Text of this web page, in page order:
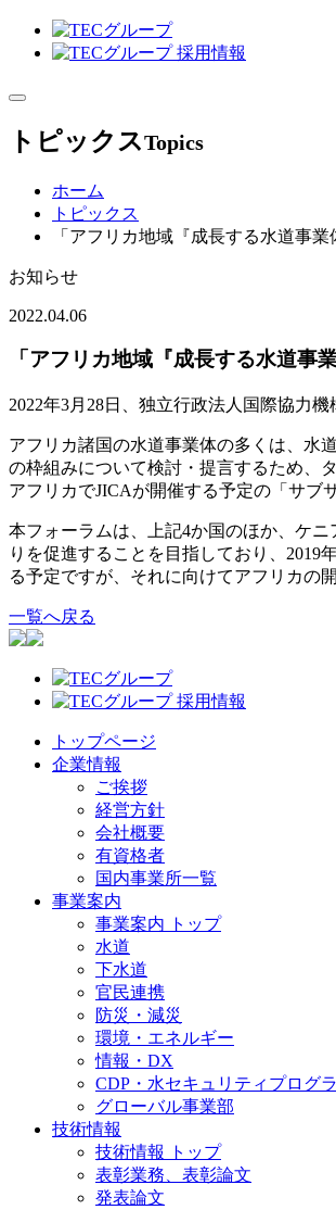
トピックスTopics
ホーム
トピックス
「アフリカ地域『成長する水道事
お知らせ
2022.04.06
「アフリカ地域『成長する水道
2022年3月28日、独立行政法人国際協力
アフリカ諸国の水道事業体の多くは、水
の枠組みについて検討・提言するため、
アフリカでJICAが開催する予定の「サブ
本フォーラムは、上記4か国のほか、ケ
りを促進することを目指しており、
る予定ですが、それに向けてアフリカの
一覧へ戻る
トップページ
企業情報
ご挨拶
経営方針
会社概要
有資格者
国内事業所一覧
事業案内
事業案内 トップ
水道
下水道
官民連携
防災・減災
環境・エネルギー
情報・DX
CDP・水セキュリティプログ
グローバル事業部
技術情報
技術情報 トップ
表彰業務、表彰論文
発表論文